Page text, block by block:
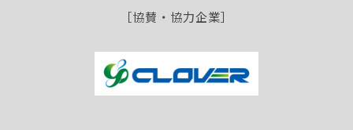
［協賛・協力企業］